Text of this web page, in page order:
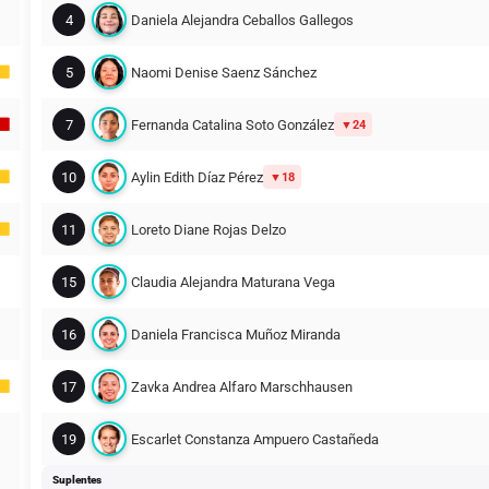
4 Daniela Alejandra Ceballos Gallegos
5 Naomi Denise Saenz Sánchez
7 Fernanda Catalina Soto González 24
10 Aylin Edith Díaz Pérez 18
11 Loreto Diane Rojas Delzo
15 Claudia Alejandra Maturana Vega
16 Daniela Francisca Muñoz Miranda
17 Zavka Andrea Alfaro Marschhausen
19 Escarlet Constanza Ampuero Castañeda
Suplentes